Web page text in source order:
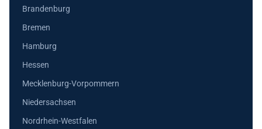
Brandenburg
Bremen
Hamburg
Hessen
Mecklenburg-Vorpommern
Niedersachsen
Nordrhein-Westfalen